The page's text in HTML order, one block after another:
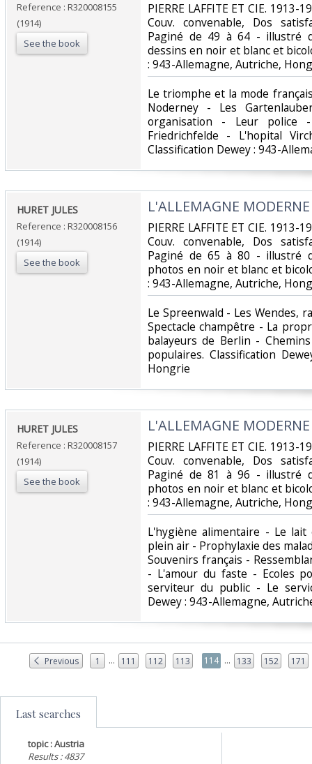
Reference : R320008155
(1914)
See the book
‎PIERRE LAFFITE ET CIE.
Couv. convenable, Dos
Paginé de 49 à 64 - illustré
dessins en noir et blanc et
: 943-Allemagne, Autriche,
‎Le triomphe et la mode
Noderney - Les
organisation - Leur police
Friedrichfelde - L'hopital
Classification Dewey : 943-
‎HURET JULES‎
Reference : R320008156
(1914)
See the book
‎L'ALLEMAGNE
‎PIERRE LAFFITE ET CIE.
Couv. convenable, Dos
Paginé de 65 à 80 - illustré
photos en noir et blanc et
: 943-Allemagne, Autriche,
‎Le Spreenwald - Les Wendes,
Spectacle champêtre - La
balayeurs de Berlin -
populaires. Classification
Hongrie‎
‎HURET JULES‎
Reference : R320008157
(1914)
See the book
‎L'ALLEMAGNE
‎PIERRE LAFFITE ET CIE.
Couv. convenable, Dos
Paginé de 81 à 96 - illustré
photos en noir et blanc et
: 943-Allemagne, Autriche,
‎L'hygiène alimentaire - Le
plein air - Prophylaxie des
Souvenirs français -
- L'amour du faste - Ecoles
serviteur du public - Le
Dewey : 943-Allemagne,
Previous 1 ... 111 112 113 114 ... 133 152 171
Last searches
topic : Austria
Results : 4837